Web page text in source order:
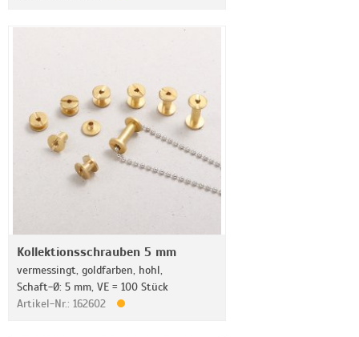
Kollektionsschrauben 5 mm
vermessingt, goldfarben, hohl,
Schaft-Ø: 5 mm, VE = 100 Stück
Artikel-Nr.: 162602